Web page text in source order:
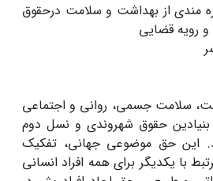
مندی از بهداشت و سلامت درحقوق
و رویه قضایی
سلامت جسمی، روانی و اجتماعی
بنیادین حقوق شهروندی و نسل دوم
این حق موضوعی جهانی، تفکیک
با یکدیگر برای همه افراد انسانی